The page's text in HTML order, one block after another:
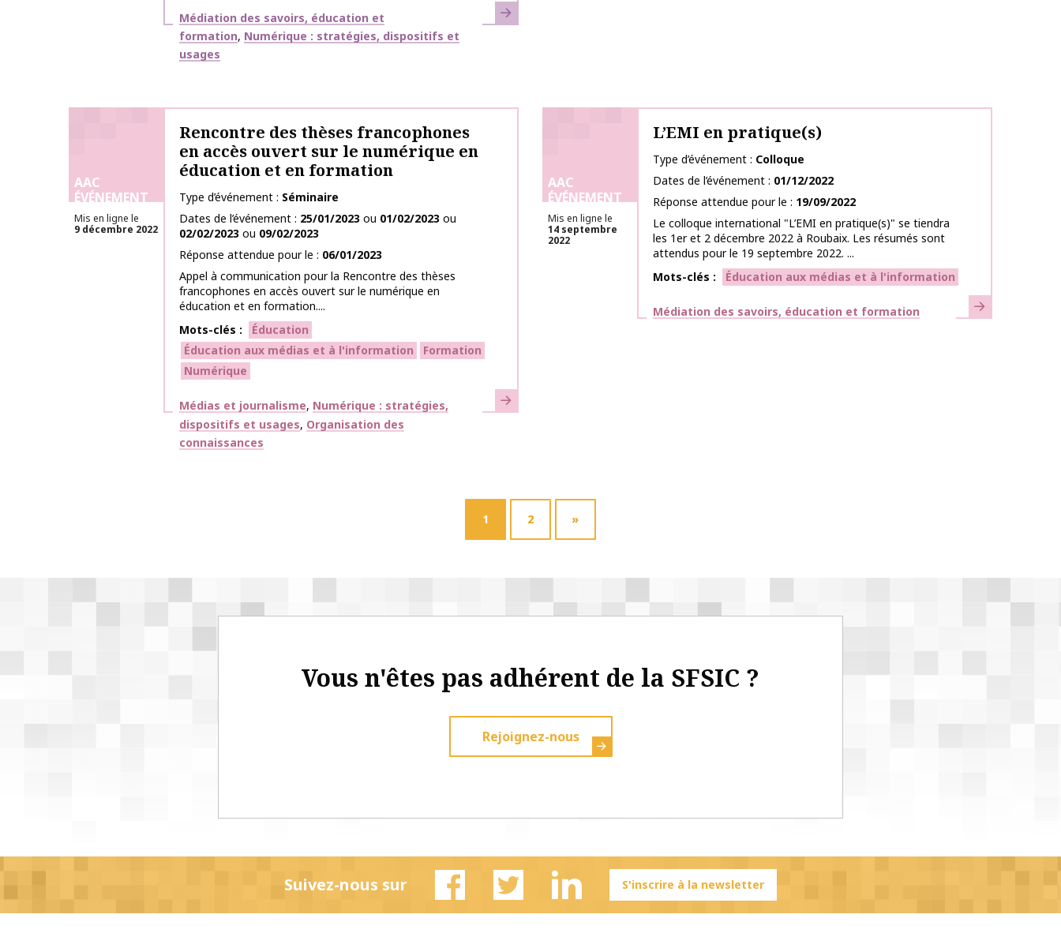
Thématiques
Médiation des savoirs, éducation et
formation Numérique : stratégies, dispositifs et
usages
En savoir plus
AAC
ÉVÉNEMENT
Mis en ligne le
9 décembre 2022
Rencontre des thèses francophones
en accès ouvert sur le numérique en
éducation et en formation
Type d’événement
Séminaire
Dates de l’événement
25/01/2023 ou 01/02/2023 ou
02/02/2023 ou 09/02/2023
Réponse attendue pour le
06/01/2023
Appel à communication pour la Rencontre des thèses
francophones en accès ouvert sur le numérique en
éducation et en formation....
Mots-clés
Éducation
Éducation aux médias et à l'information
Formation
Numérique
Thématiques
Médias et journalisme Numérique : stratégies,
dispositifs et usages Organisation des
connaissances
En savoir plus
AAC
ÉVÉNEMENT
Mis en ligne le
14 septembre
2022
L’EMI en pratique(s)
Type d’événement
Colloque
Dates de l’événement
01/12/2022
Réponse attendue pour le
19/09/2022
Le colloque international "L’EMI en pratique(s)" se tiendra
les 1er et 2 décembre 2022 à Roubaix. Les résumés sont
attendus pour le 19 septembre 2022. ...
Mots-clés
Éducation aux médias et à l'information
Thématiques
Médiation des savoirs, éducation et formation En savoir plus
1 2 »
Vous n'êtes pas adhérent de la SFSIC ?
Rejoignez-nous
Suivez-nous sur S'inscrire à la newsletter